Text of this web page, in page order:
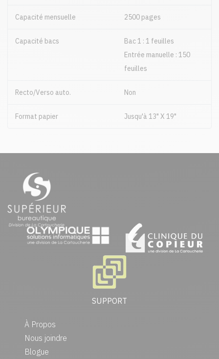
Capacité mensuelle 2500 pages
Capacité bacs
Bac 1 : 1 feuilles
Entrée manuelle : 150
feuilles
Recto/Verso auto. Non
Format papier Jusqu'à 13" X 19"
SUPPORT
À Propos
Nous joindre
Blogue